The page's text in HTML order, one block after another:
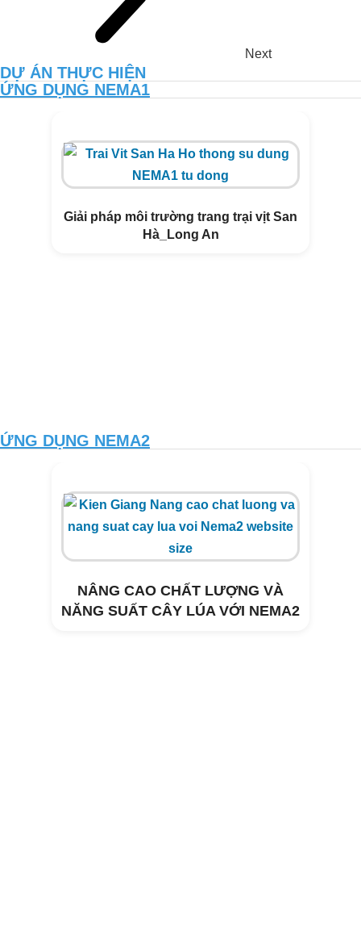
Next
DỰ ÁN THỰC HIỆN
ỨNG DỤNG NEMA1
Giải pháp môi trường trang trại vịt San
Hà_Long An
ỨNG DỤNG NEMA2
NÂNG CAO CHẤT LƯỢNG VÀ
NĂNG SUẤT CÂY LÚA VỚI NEMA2